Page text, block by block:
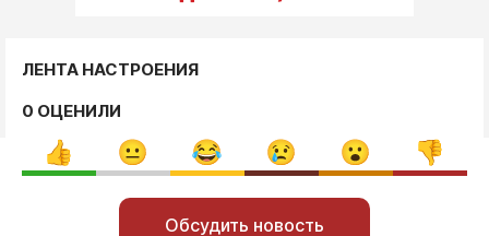
ЛЕНТА НАСТРОЕНИЯ
0 ОЦЕНИЛИ
Обсудить новость